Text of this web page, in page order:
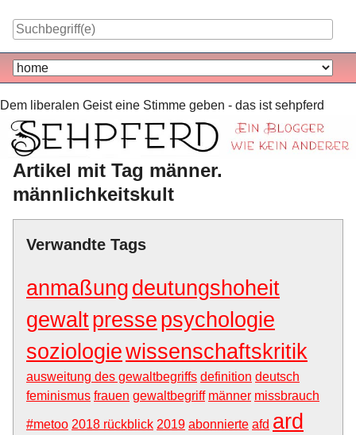
Navigation
Dem liberalen Geist eine Stimme geben - das ist sehpferd
Artikel mit Tag männer.
männlichkeitskult
Verwandte Tags
anmaßung deutungshoheit
gewaltpresse psychologie
soziologiewissenschaftskritik
ausweitung des gewaltbegriffs definition deutsch
feminismus frauen gewaltbegriff männer missbrauch
#metoo 2018 rückblick 2019 abonnierte afd ard